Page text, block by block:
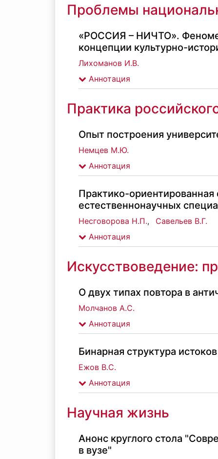
Проблемы
«РОССИЯ – НИЧТО».
концепции культурно-
Лихоманов И.В.
Аннотация
Практика
Опыт построения
Немцев М.Ю.
Аннотация
Практико-ориентированная
естественнонаучных
Несговорова Н.П.,
Савельев В.Г.
Аннотация
Искусствоведение:
О двух типах повтора в
Молчанов А.С.
Аннотация
Бинарная структура
Ежов В.С.
Аннотация
Научная жизнь
Анонс круглого стола
в вузе"